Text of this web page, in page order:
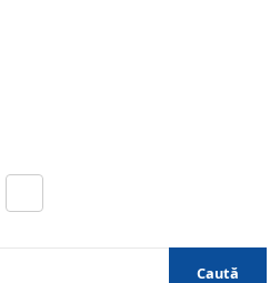
Caută